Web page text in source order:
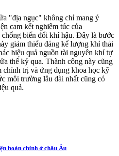
"địa ngục" không chỉ mang ý
cam kết nghiêm túc của
chống biến đổi khí hậu. Đây là bước
giảm thiểu đáng kể lượng khí thải
hiệu quả nguồn tài nguyên khí tự
thế kỷ qua. Thành công này cũng
chính trị và ứng dụng khoa học kỹ
môi trường lâu dài nhất cũng có
quả.
hoàn chỉnh ở châu Âu